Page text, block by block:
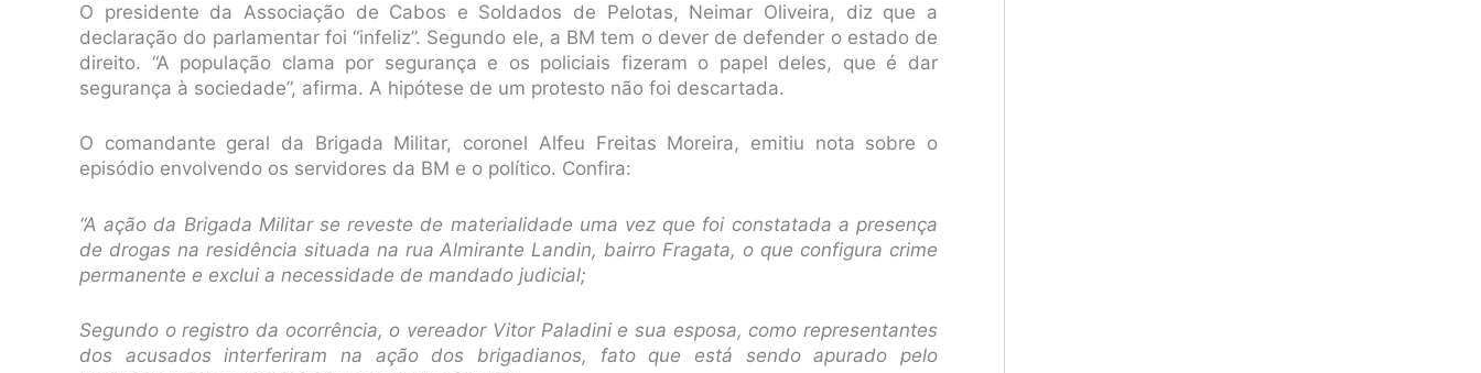
O presidente da Associação de Cabos e Soldados de Pelotas, Neimar Oliveira, diz que a
declaração do parlamentar foi “infeliz”. Segundo ele, a BM tem o dever de defender o estado de
direito. “A população clama por segurança e os policiais fizeram o papel deles, que é dar
segurança à sociedade”, afirma. A hipótese de um protesto não foi descartada.
O comandante geral da Brigada Militar, coronel Alfeu Freitas Moreira, emitiu nota sobre o
episódio envolvendo os servidores da BM e o político. Confira:
“A ação da Brigada Militar se reveste de materialidade uma vez que foi constatada a presença
de drogas na residência situada na rua Almirante Landin, bairro Fragata, o que configura crime
permanente e exclui a necessidade de mandado judicial;
Segundo o registro da ocorrência, o vereador Vitor Paladini e sua esposa, como representantes
dos acusados interferiram na ação dos brigadianos, fato que está sendo apurado pelo